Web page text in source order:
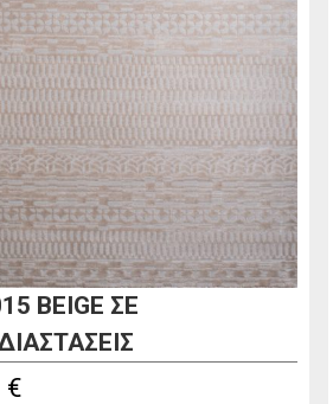
BEIGE ΣΕ
€